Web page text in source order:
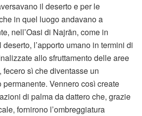
il deserto e per le
in quel luogo andavano a
nell’Oasi di Najrān, come in
l’apporto umano in termini di
allo sfruttamento delle aree
sì che diventasse un
Vennero così create
di palma da dattero che, grazie
fornirono l’ombreggiatura